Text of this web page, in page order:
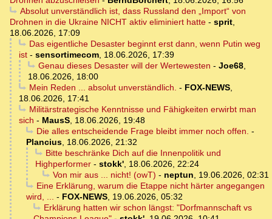
Absolut unverständlich ist, dass Russland den „Import“ von
Drohnen in die Ukraine NICHT aktiv eliminiert hatte - sprit,
18.06.2026, 17:09
Das eigentliche Desaster beginnt erst dann, wenn Putin weg
ist - sensortimecom, 18.06.2026, 17:39
Genau dieses Desaster will der Wertewesten - Joe68,
18.06.2026, 18:00
Mein Reden ... absolut unverständlich. - FOX-NEWS,
18.06.2026, 17:41
Militärstrategische Kenntnisse und Fähigkeiten erwirbt man
sich - MausS, 18.06.2026, 19:48
Die alles entscheidende Frage bleibt immer noch offen. -
Plancius, 18.06.2026, 21:32
Bitte beschränke Dich auf die Innenpolitik und
Highperformer - stokk', 18.06.2026, 22:24
Von mir aus ... nicht! (owT) - neptun, 19.06.2026, 02:31
Eine Erklärung, warum die Etappe nicht härter angegangen
wird, ... - FOX-NEWS, 19.06.2026, 05:32
Erklärung hatten wir schon längst: "Dorfmannschaft vs